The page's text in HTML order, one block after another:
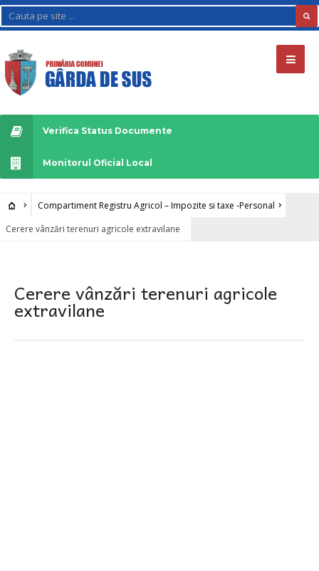
Verifica Status Documente
Monitorul Oficial Local
Compartiment Registru Agricol – Impozite si taxe -Personal
Cerere vânzări terenuri agricole extravilane
Cerere vânzări terenuri agricole
extravilane